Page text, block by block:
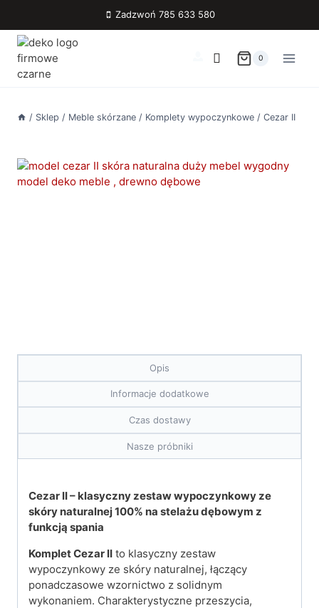
treści
Zadzwoń 785 633 580
0
/ Sklep / Meble skórzane / Komplety wypoczynkowe / Cezar II
Opis
Informacje dodatkowe
Czas dostawy
Nasze próbniki
Cezar II – klasyczny zestaw wypoczynkowy ze
skóry naturalnej100% na stelażu dębowym z
funkcją spania
Komplet Cezar II to klasyczny zestaw
wypoczynkowy ze skóry naturalnej, łączący
ponadczasowe wzornictwo z solidnym
wykonaniem. Charakterystyczne przeszycia,